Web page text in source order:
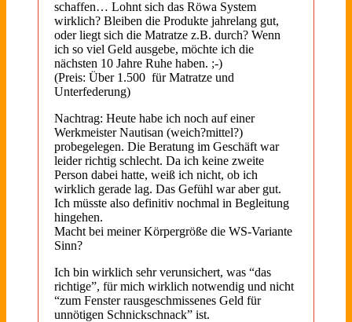
schaffen… Lohnt sich das Röwa System
wirklich? Bleiben die Produkte jahrelang gut,
oder liegt sich die Matratze z.B. durch? Wenn
ich so viel Geld ausgebe, möchte ich die
nächsten 10 Jahre Ruhe haben. ;-)
(Preis: Über 1.500  für Matratze und
Unterfederung)
Nachtrag: Heute habe ich noch auf einer
Werkmeister Nautisan (weich?mittel?)
probegelegen. Die Beratung im Geschäft war
leider richtig schlecht. Da ich keine zweite
Person dabei hatte, weiß ich nicht, ob ich
wirklich gerade lag. Das Gefühl war aber gut.
Ich müsste also definitiv nochmal in Begleitung
hingehen.
Macht bei meiner Körpergröße die WS-Variante
Sinn?
Ich bin wirklich sehr verunsichert, was “das
richtige”, für mich wirklich notwendig und nicht
“zum Fenster rausgeschmissenes Geld für
unnötigen Schnickschnack” ist.